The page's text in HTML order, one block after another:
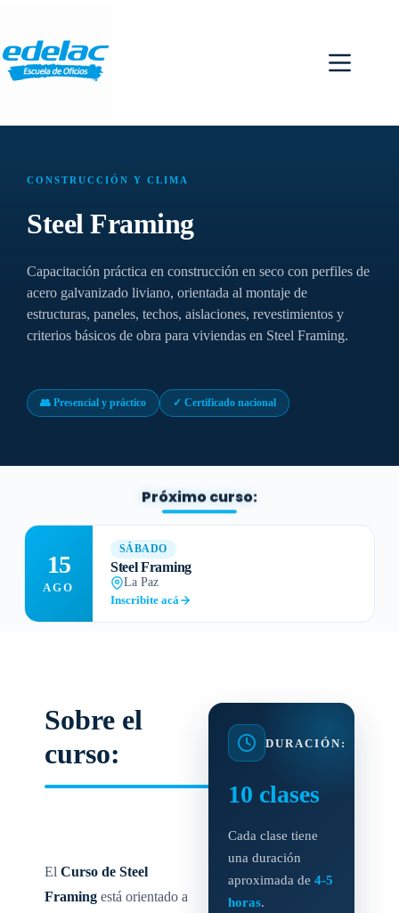
CONSTRUCCIÓN Y CLIMA
Steel Framing
Capacitación práctica en construcción en seco con perfiles de
acero galvanizado liviano, orientada al montaje de
estructuras, paneles, techos, aislaciones, revestimientos y
criterios básicos de obra para viviendas en Steel Framing.
👥 Presencial y práctico ✓ Certificado nacional
Próximo curso:
15
AGO
SÁBADO
Steel Framing
La Paz
Inscribite acá
Sobre el
curso:
El Curso de Steel
Framing está orientado a
DURACIÓN:
10 clases
Cada clase tiene
una duración
aproximada de 4-5
horas.